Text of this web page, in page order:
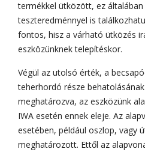
termékkel ütközött, ez általában
teszteredménnyel is
fontos, hisz a várható ütközés
eszközünknek telepítéskor.
Végül az utolsó érték, a
teherhordó része
meghatározva, az eszközünk
IWA esetén ennek eleje. Az
esetében, például oszlop, vagy
meghatározott. Ettől az